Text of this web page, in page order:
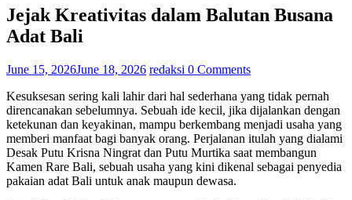
Jejak Kreativitas dalam Balutan Busana
Adat Bali
June 15, 2026June 18, 2026 redaksi 0 Comments
Kesuksesan sering kali lahir dari hal sederhana yang tidak pernah
direncanakan sebelumnya. Sebuah ide kecil, jika dijalankan dengan
ketekunan dan keyakinan, mampu berkembang menjadi usaha yang
memberi manfaat bagi banyak orang. Perjalanan itulah yang dialami
Desak Putu Krisna Ningrat dan Putu Murtika saat membangun
Kamen Rare Bali, sebuah usaha yang kini dikenal sebagai penyedia
pakaian adat Bali untuk anak maupun dewasa.